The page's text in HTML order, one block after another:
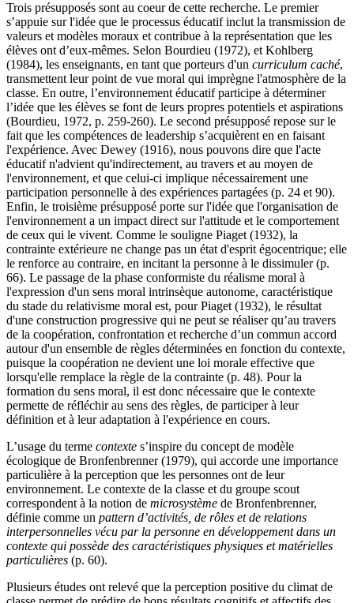
Trois présupposés sont au coeur de cette recherche. Le premier
s’appuie sur l'idée que le processus éducatif inclut la transmission de
valeurs et modèles moraux et contribue à la représentation que les
élèves ont d’eux-mêmes. Selon Bourdieu (1972), et Kohlberg
(1984), les enseignants, en tant que porteurs d'un curriculum caché,
transmettent leur point de vue moral qui imprègne l'atmosphère de la
classe. En outre, l’environnement éducatif participe à déterminer
l’idée que les élèves se font de leurs propres potentiels et aspirations
(Bourdieu, 1972, p. 259-260). Le second présupposé repose sur le
fait que les compétences de leadership s’acquièrent en en faisant
l'expérience. Avec Dewey (1916), nous pouvons dire que l'acte
éducatif n'advient qu'indirectement, au travers et au moyen de
l'environnement, et que celui-ci implique nécessairement une
participation personnelle à des expériences partagées (p. 24 et 90).
Enfin, le troisième présupposé porte sur l'idée que l'organisation de
l'environnement a un impact direct sur l'attitude et le comportement
de ceux qui le vivent. Comme le souligne Piaget (1932), la
contrainte extérieure ne change pas un état d'esprit égocentrique; elle
le renforce au contraire, en incitant la personne à le dissimuler (p.
66). Le passage de la phase conformiste du réalisme moral à
l'expression d'un sens moral intrinsèque autonome, caractéristique
du stade du relativisme moral est, pour Piaget (1932), le résultat
d'une construction progressive qui ne peut se réaliser qu’au travers
de la coopération, confrontation et recherche d’un commun accord
autour d'un ensemble de règles déterminées en fonction du contexte,
puisque la coopération ne devient une loi morale effective que
lorsqu'elle remplace la règle de la contrainte (p. 48). Pour la
formation du sens moral, il est donc nécessaire que le contexte
permette de réfléchir au sens des règles, de participer à leur
définition et à leur adaptation à l'expérience en cours.
L’usage du terme contexte s’inspire du concept de modèle
écologique de Bronfenbrenner (1979), qui accorde une importance
particulière à la perception que les personnes ont de leur
environnement. Le contexte de la classe et du groupe scout
correspondent à la notion de microsystème de Bronfenbrenner,
définie comme un pattern d’activités, de rôles et de relations
interpersonnelles vécu par la personne en développement dans un
contexte qui possède des caractéristiques physiques et matérielles
particulières (p. 60).
Plusieurs études ont relevé que la perception positive du climat de